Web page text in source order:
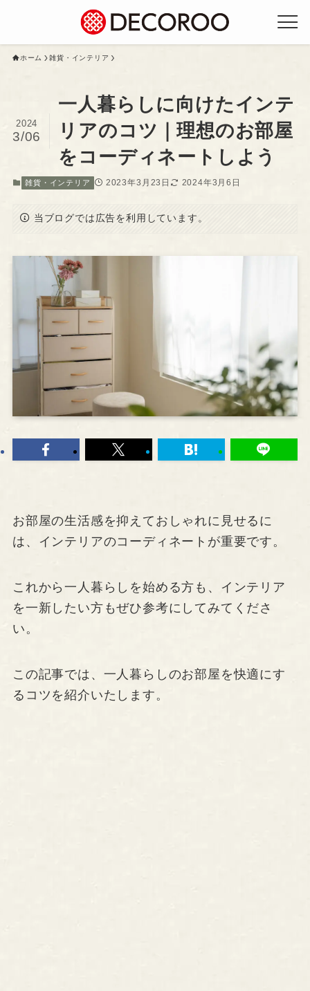
ホーム 雑貨・インテリア
一人暮らしに向けたインテ
リアのコツ｜理想のお部屋
をコーディネートしよう
2024
3/06
雑貨・インテリア 2023年3月23日 2024年3月6日
当ブログでは広告を利用しています。
お部屋の生活感を抑えておしゃれに見せるに
は、インテリアのコーディネートが重要です。
これから一人暮らしを始める方も、インテリア
を一新したい方もぜひ参考にしてみてくださ
い。
この記事では、一人暮らしのお部屋を快適にす
るコツを紹介いたします。